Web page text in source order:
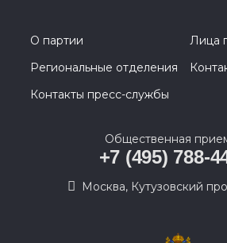
О партии
Лица
Региональные отделения
Контакты пресс-службы
Общественная
+7 (495) 788-
Москва, Кутузовский